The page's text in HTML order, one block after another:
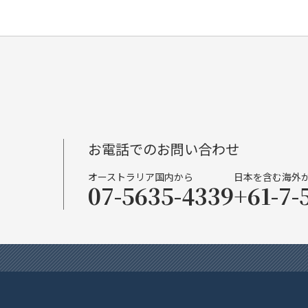
お電話でのお問い合わせ
オーストラリア国内から
07-5635-4339
日本を含む海外
+61-